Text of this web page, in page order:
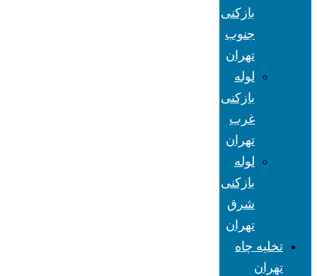
بازکنی
جنوب
تهران
لوله
بازکنی
غرب
تهران
لوله
بازکنی
شرق
تهران
تخلیه چاه
تهران